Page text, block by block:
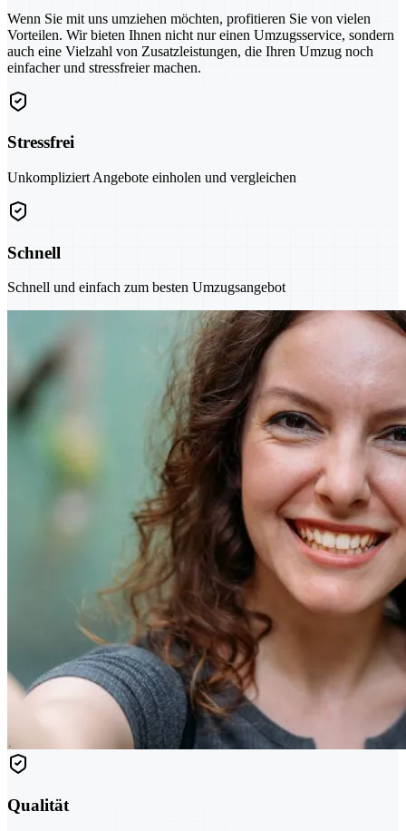
Wenn Sie mit uns umziehen möchten, profitieren Sie von vielen
Vorteilen. Wir bieten Ihnen nicht nur einen Umzugsservice, sondern
auch eine Vielzahl von Zusatzleistungen, die Ihren Umzug noch
einfacher und stressfreier machen.
Stressfrei
Unkompliziert Angebote einholen und vergleichen
Schnell
Schnell und einfach zum besten Umzugsangebot
Qualität